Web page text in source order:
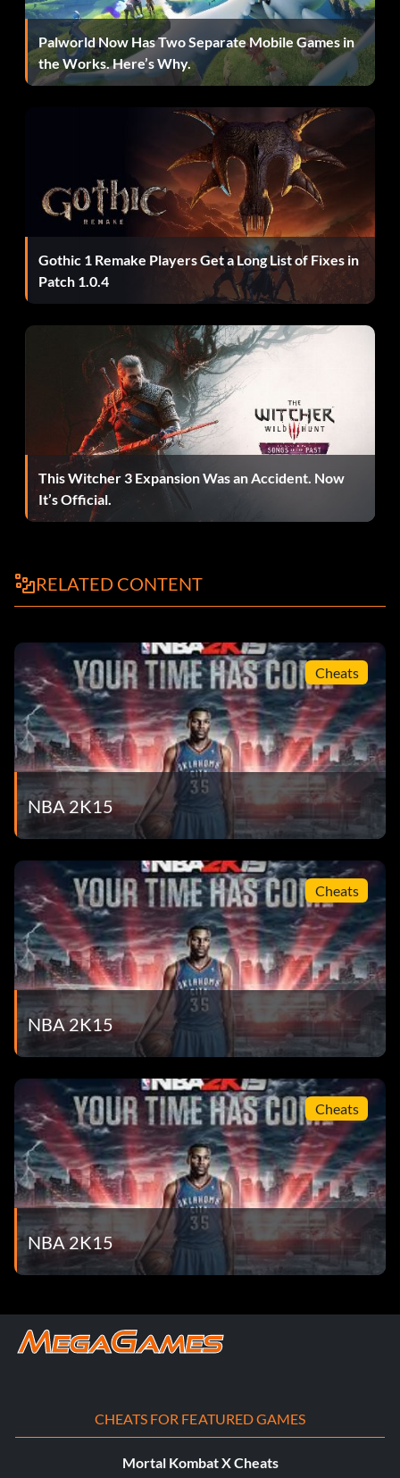
SHOOT2MUCH500 eingeben
#2KTVPOSTSEASON eingeben
Zufälliger Gegenstand:
Zufälliger Gegenstand:
#AIRCRAFTCARRIER eingeben
Zufälliger Gegenstand:
Enter RA9M5-EQZCF-2EYQQ-IF5AF-UEP51
ABA-Ball:
Palworld Now Has Two Separate Mobile Games in
the Works. Here’s Why.
Gothic 1 Remake Players Get a Long List of Fixes in
Patch 1.0.4
This Witcher 3 Expansion Was an Accident. Now
It’s Official.
RELATED CONTENT
Cheats
NBA 2K15
Cheats
NBA 2K15
Cheats
NBA 2K15
CHEATS FOR FEATURED GAMES
Mortal Kombat X Cheats